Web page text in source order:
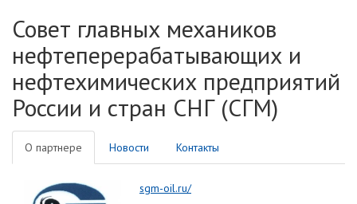
Совет главных механиков
нефтеперерабатывающих и
нефтехимических предприятий
России и стран СНГ (СГМ)
О партнере Новости Контакты
sgm-oil.ru/